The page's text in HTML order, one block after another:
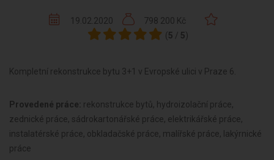
19.02.2020
798 200 Kč
( 5 / 5)
Kompletní rekonstrukce bytu 3+1 v Evropské ulici v Praze 6.
Provedené práce: rekonstrukce bytů, hydroizolační práce,
zednické práce, sádrokartonářské práce, elektrikářské práce,
instalatérské práce, obkladačské práce, malířské práce, lakýrnické
práce